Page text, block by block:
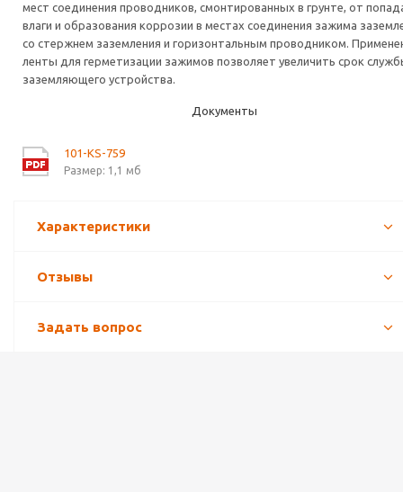
мест соединения проводников, смонтированных в грунте, от
влаги и образования коррозии в местах соединения зажима
со стержнем заземления и горизонтальным проводником.
ленты для герметизации зажимов позволяет увеличить срок
заземляющего устройства.
Документы
101-KS-759
Размер: 1,1 мб
Характеристики
Отзывы
Задать вопрос